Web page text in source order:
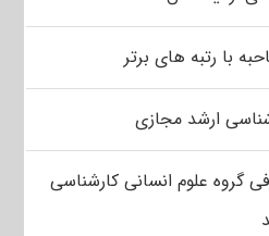
با رتبه های برتر
ارشد مجازی
گروه علوم انسانی کارشناسی